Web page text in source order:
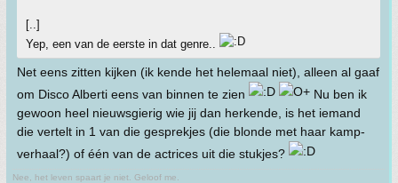
[..]
Yep, een van de eerste in dat genre..
Net eens zitten kijken (ik kende het helemaal niet), alleen al gaaf
om Disco Alberti eens van binnen te zien
Nu ben ik
gewoon heel nieuwsgierig wie jij dan herkende, is het iemand
die vertelt in 1 van die gesprekjes (die blonde met haar kamp-
verhaal?) of één van de actrices uit die stukjes?
Nee, het leven spaart je niet. Geloof me.